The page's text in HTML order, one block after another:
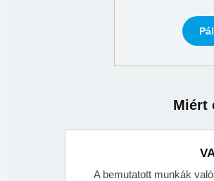
Miért
A bemutatott munkák